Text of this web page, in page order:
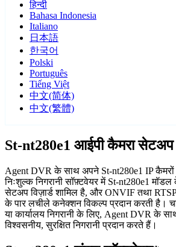
हिन्दी
Bahasa Indonesia
Italiano
日本語
한국어
Polski
Português
Tiếng Việt
中文(简体)
中文(繁體)
St-nt280e1 आईपी कैमरा
Agent DVR के साथ अपने St-nt280e1 IP कैमरों
निःशुल्क निगरानी सॉफ़्टवेयर में St-nt280e1 मॉडल
सेटअप विज़ार्ड शामिल है, और ONVIF तथा
के पार लचीले कनेक्शन विकल्प प्रदान करती है।
या कार्यालय निगरानी के लिए, Agent DVR के
विश्वसनीय, सुरक्षित निगरानी प्रदान करते हैं।